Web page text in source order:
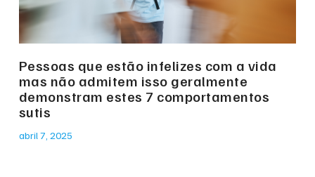
Pessoas que estão infelizes com a vida
mas não admitem isso geralmente
demonstram estes 7 comportamentos
sutis
abril 7, 2025